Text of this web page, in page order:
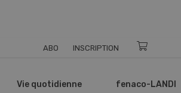
ABO INSCRIPTION
Vie quotidienne fenaco-LANDI